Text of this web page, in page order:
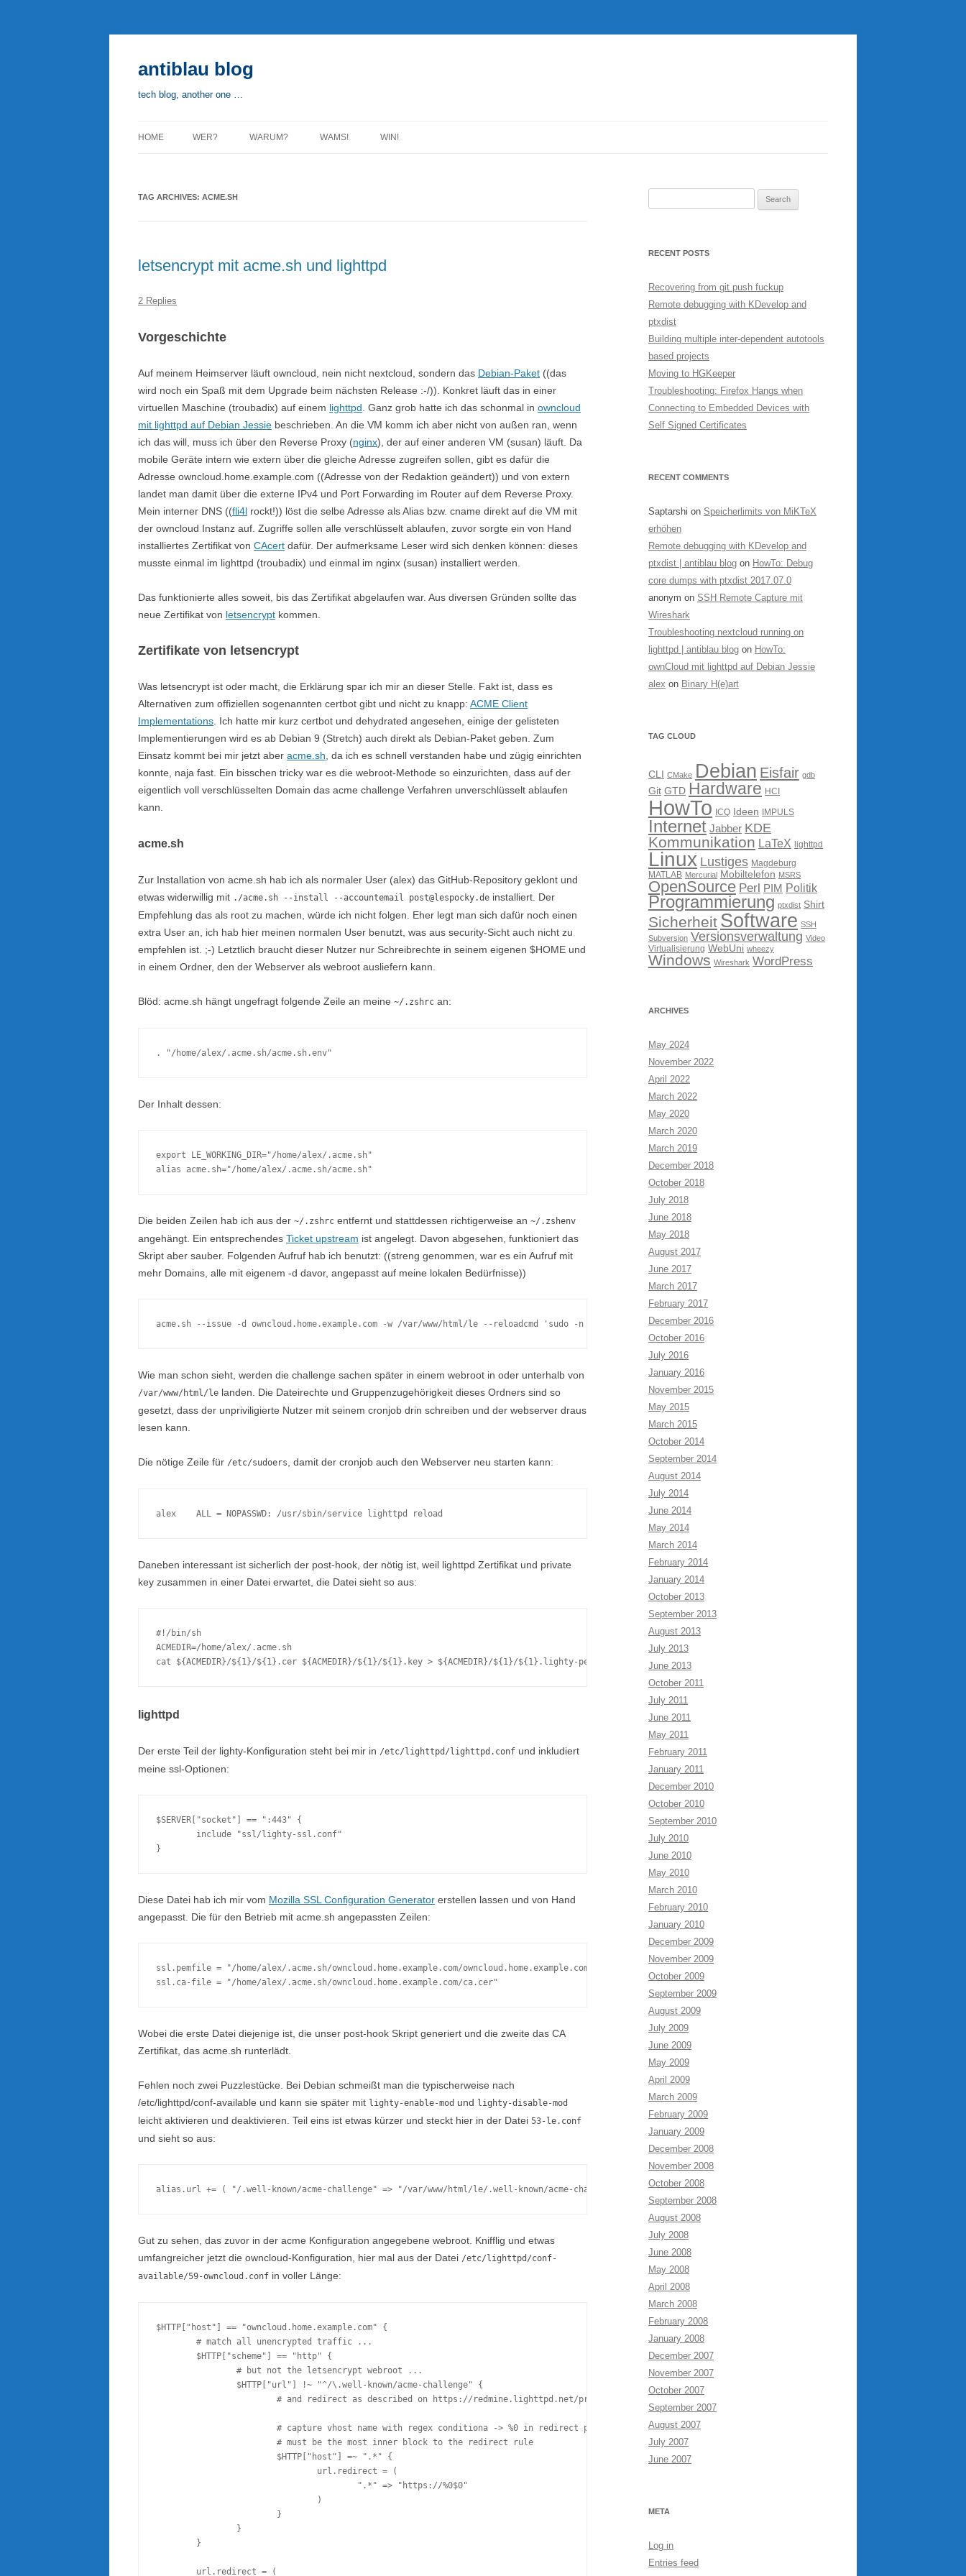
antiblau blog
tech blog, another one …
HOME WER? WARUM? WAMS! WIN!
TAG ARCHIVES: ACME.SH
letsencrypt mit acme.sh und lighttpd
2 Replies
Vorgeschichte
Auf meinem Heimserver läuft owncloud, nein nicht nextcloud, sondern das Debian-Paket ((das
wird noch ein Spaß mit dem Upgrade beim nächsten Release :-/)). Konkret läuft das in einer
virtuellen Maschine (troubadix) auf einem lighttpd . Ganz grob hatte ich das schonmal in owncloud
mit lighttpd auf Debian Jessie beschrieben. An die VM komm ich aber nicht von außen ran, wenn
ich das will, muss ich über den Reverse Proxy (nginx), der auf einer anderen VM (susan) läuft. Da
mobile Geräte intern wie extern über die gleiche Adresse zugreifen sollen, gibt es dafür die
Adresse owncloud.home.example.com ((Adresse von der Redaktion geändert)) und von extern
landet man damit über die externe IPv4 und Port Forwarding im Router auf dem Reverse Proxy.
Mein interner DNS ((fli4l rockt!)) löst die selbe Adresse als Alias bzw. cname direkt auf die VM mit
der owncloud Instanz auf. Zugriffe sollen alle verschlüsselt ablaufen, zuvor sorgte ein von Hand
installiertes Zertifikat von CAcert dafür. Der aufmerksame Leser wird sich denken können: dieses
musste einmal im lighttpd (troubadix) und einmal im nginx (susan) installiert werden.
Das funktionierte alles soweit, bis das Zertifikat abgelaufen war. Aus diversen Gründen sollte das
neue Zertifikat von letsencrypt kommen.
Zertifikate von letsencrypt
Was letsencrypt ist oder macht, die Erklärung spar ich mir an dieser Stelle. Fakt ist, dass es
Alternativen zum offiziellen sogenannten certbot gibt und nicht zu knapp: ACME Client
Implementations . Ich hatte mir kurz certbot und dehydrated angesehen, einige der gelisteten
Implementierungen wird es ab Debian 9 (Stretch) auch direkt als Debian-Paket geben. Zum
Einsatz kommt bei mir jetzt aber acme.sh , da ich es schnell verstanden habe und zügig einrichten
konnte, naja fast. Ein bisschen tricky war es die webroot-Methode so einzurichten, dass auf der
eigentlich voll verschlüsselten Domain das acme challenge Verfahren unverschlüsselt ablaufen
kann.
acme.sh
Zur Installation von acme.sh hab ich als normaler User (alex) das GitHub-Repository geklont und
etwas widerwillig mit ./acme.sh --install --accountemail post@lespocky.de installiert. Der
Empfehlung das als root zu machen, würde ich nicht folgen. Eher legt man sich dafür noch einen
extra User an, ich hab hier meinen normalen User benutzt, was aus security-Sicht auch nicht zu
empfehlen ist. ;-) Letztlich braucht dieser Nutzer nur Schreibrechte in seinem eigenen $HOME und
in einem Ordner, den der Webserver als webroot ausliefern kann.
Blöd: acme.sh hängt ungefragt folgende Zeile an meine ~/.zshrc an:
. "/home/alex/.acme.sh/acme.sh.env"
Der Inhalt dessen:
export LE_WORKING_DIR="/home/alex/.acme.sh"
Die beiden Zeilen hab ich aus der ~/.zshrc entfernt und stattdessen richtigerweise an ~/.zshenv
angehängt. Ein entsprechendes Ticket upstream ist angelegt. Davon abgesehen, funktioniert das
Skript aber sauber. Folgenden Aufruf hab ich benutzt: ((streng genommen, war es ein Aufruf mit
mehr Domains, alle mit eigenem -d davor, angepasst auf meine lokalen Bedürfnisse))
Wie man schon sieht, werden die challenge sachen später in einem webroot in oder unterhalb von
/var/www/html/le landen. Die Dateirechte und Gruppenzugehörigkeit dieses Ordners sind so
gesetzt, dass der unpriviligierte Nutzer mit seinem cronjob drin schreiben und der webserver draus
lesen kann.
Die nötige Zeile für /etc/sudoers , damit der cronjob auch den Webserver neu starten kann:
Daneben interessant ist sicherlich der post-hook, der nötig ist, weil lighttpd Zertifikat und private
key zusammen in einer Datei erwartet, die Datei sieht so aus:
#!/bin/sh
ACMEDIR=/home/alex/.acme.sh
lighttpd
Der erste Teil der lighty-Konfiguration steht bei mir in /etc/lighttpd/lighttpd.conf und inkludiert
meine ssl-Optionen:
$SERVER["socket"] == ":443" {
        include "ssl/lighty-ssl.conf"
Diese Datei hab ich mir vom Mozilla SSL Configuration Generator erstellen lassen und von Hand
angepasst. Die für den Betrieb mit acme.sh angepassten Zeilen:
ssl.pemfile = "/home/alex/.acme.sh/owncloud.home.example.com/owncloud.home.example.com.lighty-pem"
Wobei die erste Datei diejenige ist, die unser post-hook Skript generiert und die zweite das CA
Zertifikat, das acme.sh runterlädt.
Fehlen noch zwei Puzzlestücke. Bei Debian schmeißt man die typischerweise nach
/etc/lighttpd/conf-available und kann sie später mit lighty-enable-mod und lighty-disable-mod
leicht aktivieren und deaktivieren. Teil eins ist etwas kürzer und steckt hier in der Datei 53-le.conf
und sieht so aus:
Gut zu sehen, das zuvor in der acme Konfiguration angegebene webroot. Knifflig und etwas
umfangreicher jetzt die owncloud-Konfiguration, hier mal aus der Datei /etc/lighttpd/conf-
available/59-owncloud.conf in voller Länge:
$HTTP["host"] == "owncloud.home.example.com" {
        # match all unencrypted traffic ...
        $HTTP["scheme"] == "http" {
                # but not the letsencrypt webroot ...
                $HTTP["url"] !~ "^/\.well-known/acme-challenge" {
                        # and redirect as described on https://redmine.lighttpd.net/projects/lighttpd/wiki/HowToRedirectHttpToHttps
                        # capture vhost name with regex conditiona -> %0 in redirect pattern
                        # must be the most inner block to the redirect rule
                        $HTTP["host"] =~ ".*" {
                                url.redirect = (
                                        ".*" => "https://%0$0"
                                )
                        }
                }
        }
        url.redirect = (
RECENT POSTS
Recovering from git push fuckup
Remote debugging with KDevelop and
ptxdist
Building multiple inter-dependent autotools
based projects
Moving to HGKeeper
Troubleshooting: Firefox Hangs when
Connecting to Embedded Devices with
Self Signed Certificates
RECENT COMMENTS
Saptarshi on Speicherlimits von MiKTeX
erhöhen
Remote debugging with KDevelop and
ptxdist | antiblau blog on HowTo: Debug
core dumps with ptxdist 2017.07.0
anonym on SSH Remote Capture mit
Wireshark
Troubleshooting nextcloud running on
lighttpd | antiblau blog on HowTo:
ownCloud mit lighttpd auf Debian Jessie
alex on Binary H(e)art
TAG CLOUD
CLI CMake Debian Eisfair gdb
Git GTD Hardware HCI
HowTo ICQ Ideen IMPULS
Internet Jabber KDE
Kommunikation LaTeX lighttpd
Linux Lustiges Magdeburg
MATLAB Mercurial Mobiltelefon MSRS
OpenSource Perl PIM Politik
Programmierung ptxdist Shirt
Sicherheit Software SSH
Subversion Versionsverwaltung Video
Virtualisierung WebUni wheezy
Windows Wireshark WordPress
ARCHIVES
May 2024
November 2022
April 2022
March 2022
May 2020
March 2020
March 2019
December 2018
October 2018
July 2018
June 2018
May 2018
August 2017
June 2017
March 2017
February 2017
December 2016
October 2016
July 2016
January 2016
November 2015
May 2015
March 2015
October 2014
September 2014
August 2014
July 2014
June 2014
May 2014
March 2014
February 2014
January 2014
October 2013
September 2013
August 2013
July 2013
June 2013
October 2011
July 2011
June 2011
May 2011
February 2011
January 2011
December 2010
October 2010
September 2010
July 2010
June 2010
May 2010
March 2010
February 2010
January 2010
December 2009
November 2009
October 2009
September 2009
August 2009
July 2009
June 2009
May 2009
April 2009
March 2009
February 2009
January 2009
December 2008
November 2008
October 2008
September 2008
August 2008
July 2008
June 2008
May 2008
April 2008
March 2008
February 2008
January 2008
December 2007
November 2007
October 2007
September 2007
August 2007
July 2007
June 2007
META
Log in
Entries feed